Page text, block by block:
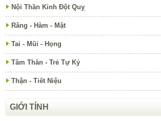
Nội Thần Kinh Đột Quỵ
Răng - Hàm - Mặt
Tai - Mũi - Họng
Tâm Thần - Trẻ Tự Kỷ
Thận - Tiết Niệu
GIỚI TÍNH